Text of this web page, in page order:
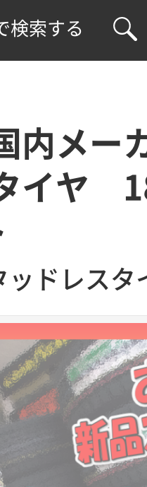
検索する
内メー
タイヤ
ッドレスタ